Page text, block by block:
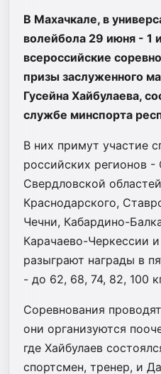
В Махачкале, в
волейбола 29 июня - 1
всероссийские
призы заслуженного
Гусейна Хайбулаева,
службе минспорта
В них примут участие
российских регионов -
Свердловской
Краснодарского,
Чечни, Кабардино-
Карачаево-Черкессии
разыграют награды в
- до 62, 68, 74, 82, 100
Соревнования
они организуются
где Хайбулаев
спортсмен, тренер, и